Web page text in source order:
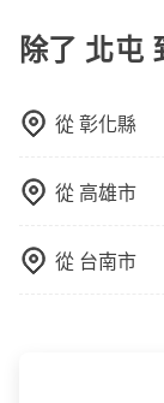
公里內，需額
鐘。加點費用
外支付費用。
除了 北屯
從彰化縣
從 高雄市
從 台南市